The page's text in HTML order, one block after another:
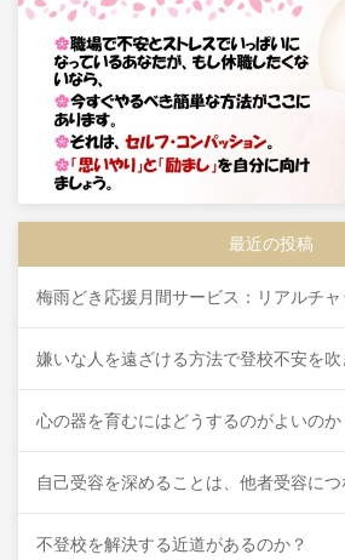
最近の投稿
梅雨どき応援月間サービス：リアルチ
嫌いな人を遠ざける方法で登校不安を吹
心の器を育むにはどうするのがよいのか
自己受容を深めることは、他者受容につ
不登校を解決する近道があるのか？